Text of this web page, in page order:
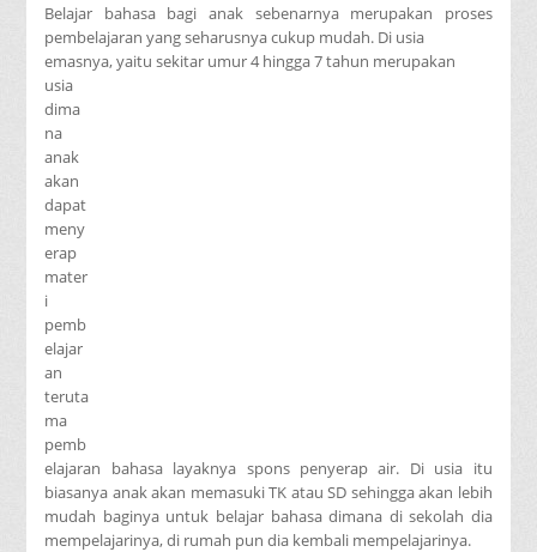
Belajar bahasa bagi anak sebenarnya merupakan proses
pembelajaran yang seharusnya cukup mudah. Di usia
emasnya, yaitu sekitar umur 4 hingga 7 tahun merupakan
usia
dima
na
anak
akan
dapat
meny
erap
mater
i
pemb
elajar
an
teruta
ma
pemb
elajaran bahasa layaknya spons penyerap air. Di usia itu
biasanya anak akan memasuki TK atau SD sehingga akan lebih
mudah baginya untuk belajar bahasa dimana di sekolah dia
mempelajarinya, di rumah pun dia kembali mempelajarinya.